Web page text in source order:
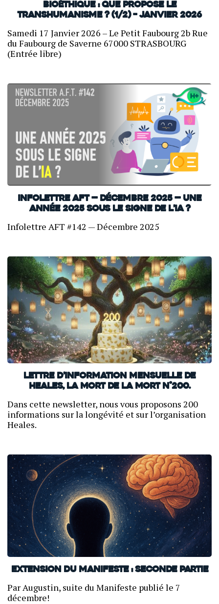
bioéthique : que propose le
transhumanisme ? (1/2) – Janvier 2026
Samedi 17 Janvier 2026 – Le Petit Faubourg 2b Rue
du Faubourg de Saverne 67000 STRASBOURG
(Entrée libre)
INFOLETTRE AFT — Décembre 2025 — Une
année 2025 sous le signe de l’IA ?
Infolettre AFT #142 — Décembre 2025
Lettre d’information mensuelle de
Heales, La mort de la mort N°200.
Dans cette newsletter, nous vous proposons 200
informations sur la longévité et sur l’organisation
Heales.
Extension du Manifeste : Seconde partie
Par Augustin, suite du Manifeste publié le 7
décembre!